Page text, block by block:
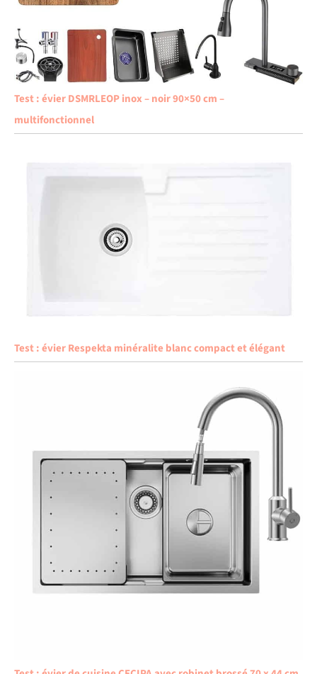
Test : évier DSMRLEOP inox – noir 90×50 cm –
multifonctionnel
Test : évier Respekta minéralite blanc compact et élégant